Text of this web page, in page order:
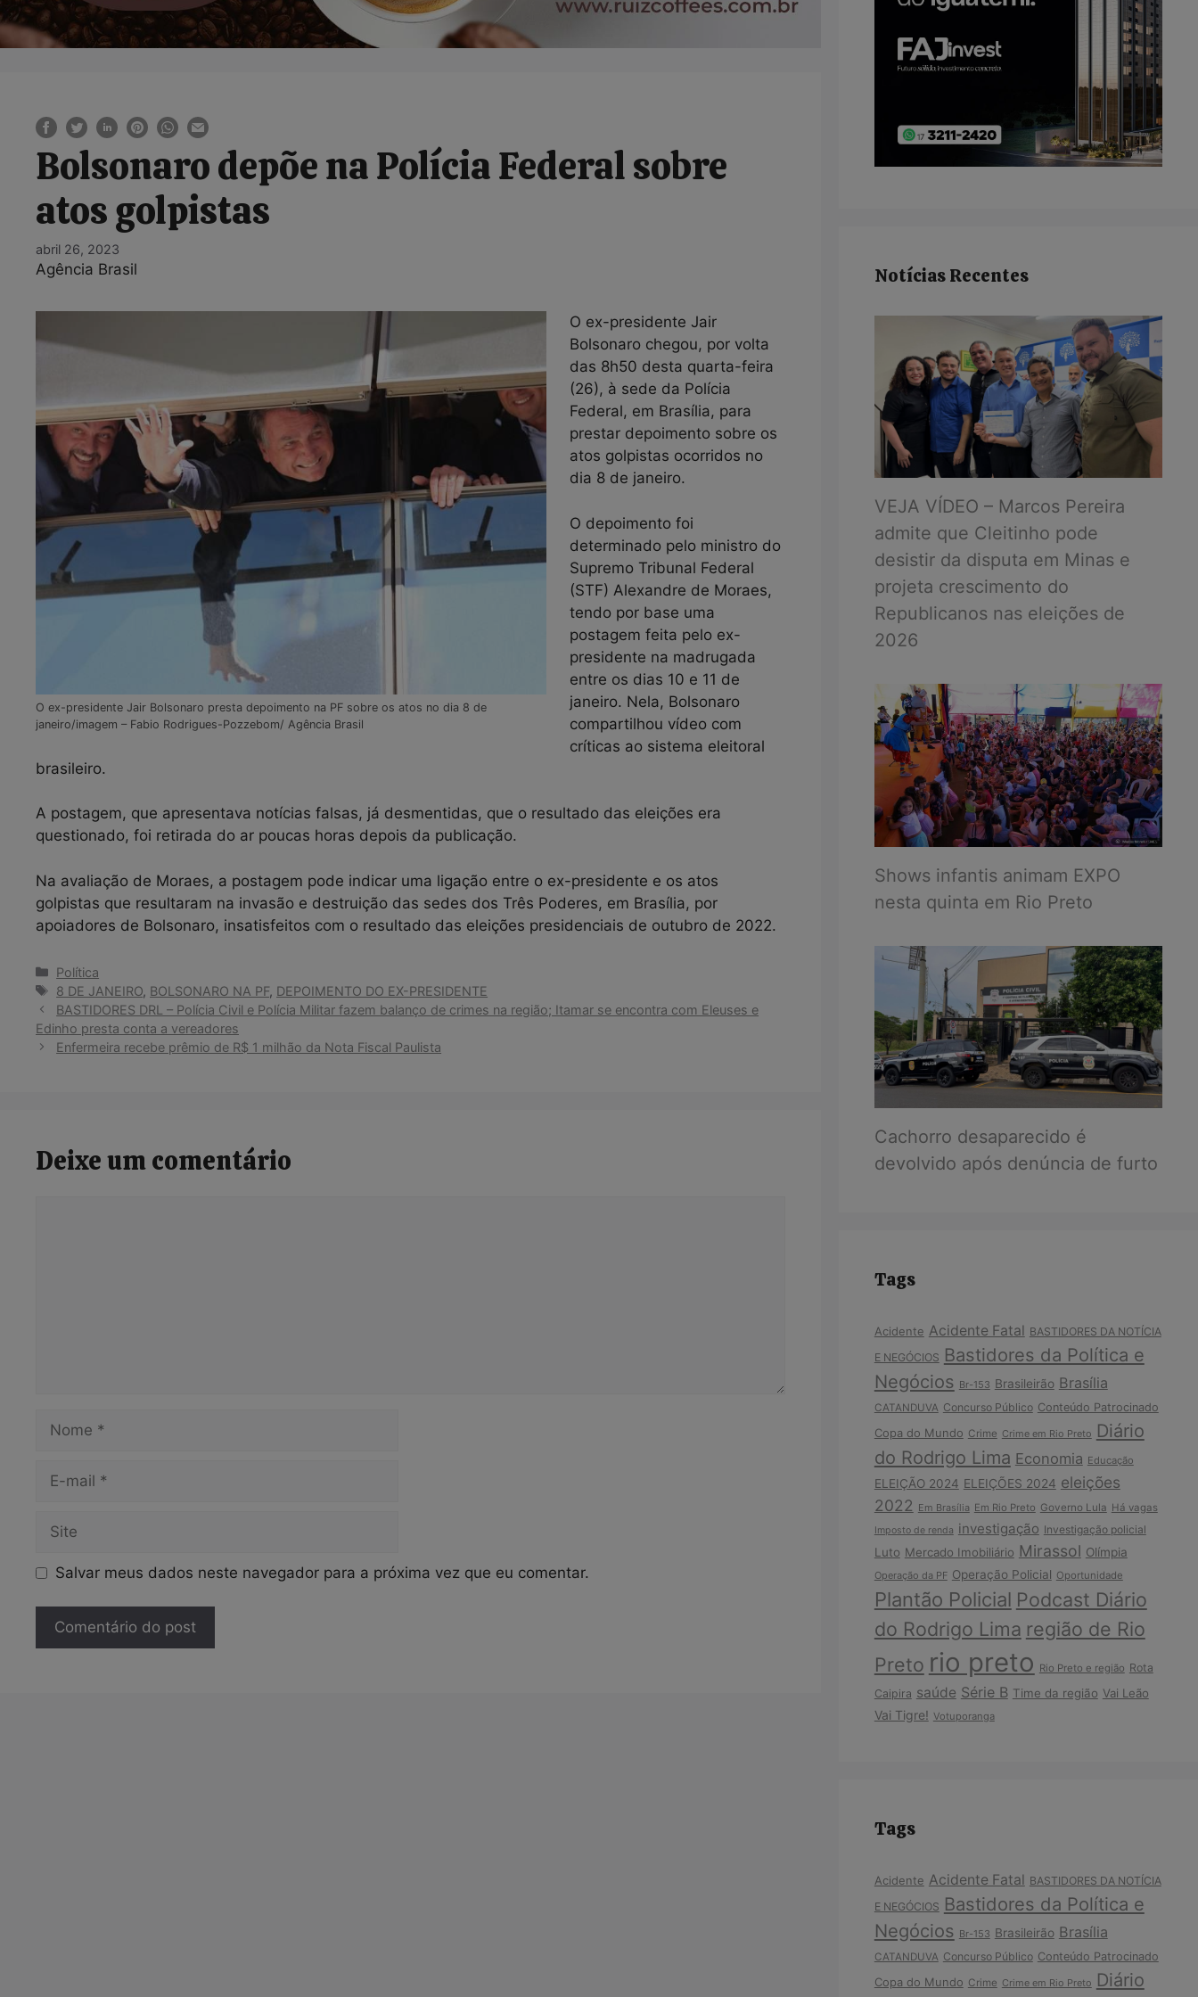
Bolsonaro depõe na Polícia Federal sobre
atos golpistas
abril 26, 2023
Agência Brasil
O ex-presidente Jair Bolsonaro presta depoimento na PF sobre os atos no dia 8 de
janeiro/imagem – Fabio Rodrigues-Pozzebom/ Agência Brasil
O ex-presidente Jair
Bolsonaro chegou, por volta
das 8h50 desta quarta-feira
(26), à sede da Polícia
Federal, em Brasília, para
prestar depoimento sobre os
atos golpistas ocorridos no
dia 8 de janeiro.
O depoimento foi
determinado pelo ministro do
Supremo Tribunal Federal
(STF) Alexandre de Moraes,
tendo por base uma
postagem feita pelo ex-
presidente na madrugada
entre os dias 10 e 11 de
janeiro. Nela, Bolsonaro
compartilhou vídeo com
críticas ao sistema eleitoral
brasileiro.
A postagem, que apresentava notícias falsas, já desmentidas, que o resultado das eleições era
questionado, foi retirada do ar poucas horas depois da publicação.
Na avaliação de Moraes, a postagem pode indicar uma ligação entre o ex-presidente e os atos
golpistas que resultaram na invasão e destruição das sedes dos Três Poderes, em Brasília, por
apoiadores de Bolsonaro, insatisfeitos com o resultado das eleições presidenciais de outubro de 2022.
Categorias
Política
Tags
8 DE JANEIRO, BOLSONARO NA PF, DEPOIMENTO DO EX-PRESIDENTE
BASTIDORES DRL – Polícia Civil e Polícia Militar fazem balanço de crimes na região; Itamar se encontra com Eleuses e
Edinho presta conta a vereadores
Enfermeira recebe prêmio de R$ 1 milhão da Nota Fiscal Paulista
Deixe um comentário
mail
Salvar meus dados neste navegador para a próxima vez que eu comentar.
Notícias Recentes
VEJA VÍDEO – Marcos Pereira
admite que Cleitinho pode
desistir da disputa em Minas e
projeta crescimento do
Republicanos nas eleições de
2026
Shows infantis animam EXPO
nesta quinta em Rio Preto
Cachorro desaparecido é
devolvido após denúncia de furto
Tags
Acidente Acidente Fatal BASTIDORES DA NOTÍCIA
E NEGÓCIOS Bastidores da Política e
Negócios Br-153 Brasileirão Brasília
CATANDUVA Concurso Público Conteúdo Patrocinado
Copa do Mundo Crime Crime em Rio Preto Diário
do Rodrigo Lima Economia Educação
ELEIÇÃO 2024 ELEIÇÕES 2024 eleições
2022 Em Brasília Em Rio Preto Governo Lula Há vagas
Imposto de renda investigação Investigação policial
Luto Mercado Imobiliário Mirassol Olímpia
Operação da PF Operação Policial Oportunidade
Plantão Policial Podcast Diário
do Rodrigo Lima região de Rio
Preto rio preto Rio Preto e região Rota
Caipira saúde Série B Time da região Vai Leão
Vai Tigre! Votuporanga
Tags
Acidente Acidente Fatal BASTIDORES DA NOTÍCIA
E NEGÓCIOS Bastidores da Política e
Negócios Br-153 Brasileirão Brasília
CATANDUVA Concurso Público Conteúdo Patrocinado
Copa do Mundo Crime Crime em Rio Preto Diário